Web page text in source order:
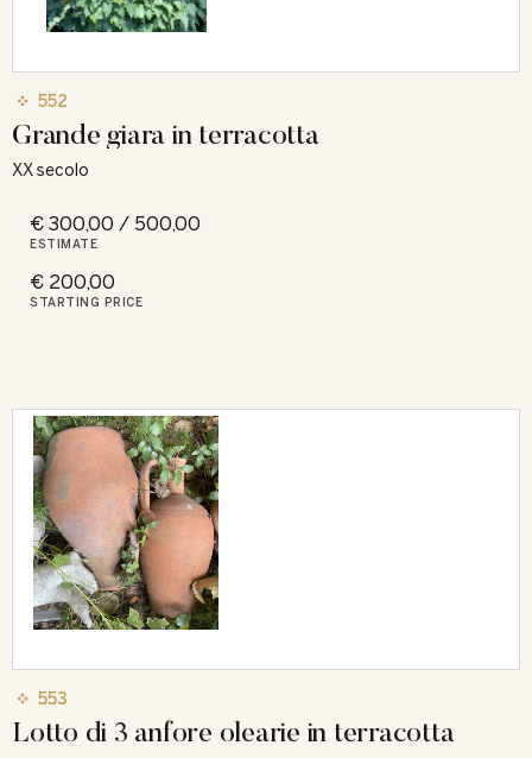
552
Grande giara in terracotta
XX secolo
€ 300,00 / 500,00
ESTIMATE
€ 200,00
STARTING PRICE
553
Lotto di 3 anfore olearie in terracotta